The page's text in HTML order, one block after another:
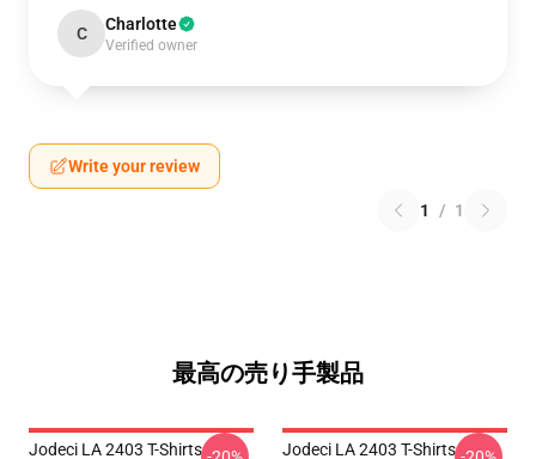
C Charlotte
Verified owner
Write your review
1 / 1
最高の売り手製品
Jodeci LA 2403 T-Shirts
Jodeci LA 2403 T-Shirts